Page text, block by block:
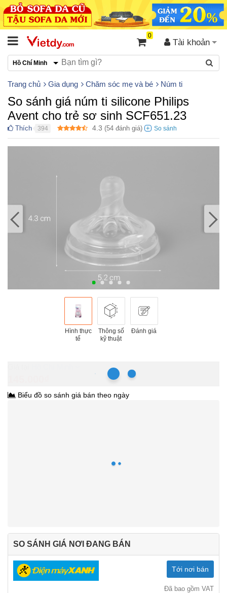
Tài khoản
0
Hồ Chí Minh
Trang chủ Gia dụng Chăm sóc mẹ và bé Núm ti
So sánh giá núm ti silicone Philips
Avent cho trẻ sơ sinh SCF651.23
Thích 394 4.3 (54 đánh giá)
Hình thực
tế
Thông số
kỹ thuật
Đánh giá
Biểu đồ so sánh giá bán theo ngày
SO SÁNH GIÁ NƠI ĐANG BÁN
Tới nơi bán
Đã bao gồm VAT